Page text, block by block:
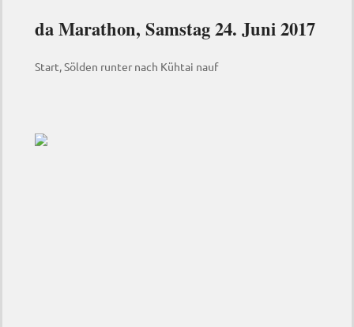
da Marathon, Samstag 24. Juni 2017
Start, Sölden runter nach Kühtai nauf